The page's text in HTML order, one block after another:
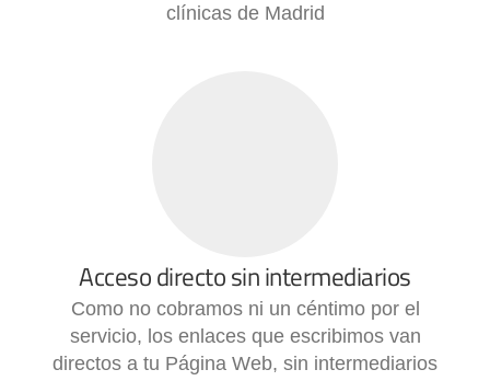
clínicas de Madrid
Acceso directo sin intermediarios
Como no cobramos ni un céntimo por el
servicio, los enlaces que escribimos van
directos a tu Página Web, sin intermediarios